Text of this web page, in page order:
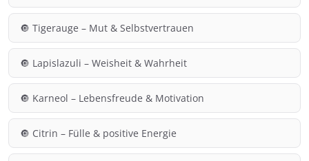
🔘 Tigerauge – Mut & Selbstvertrauen
🔘 Lapislazuli – Weisheit & Wahrheit
🔘 Karneol – Lebensfreude & Motivation
🔘 Citrin – Fülle & positive Energie